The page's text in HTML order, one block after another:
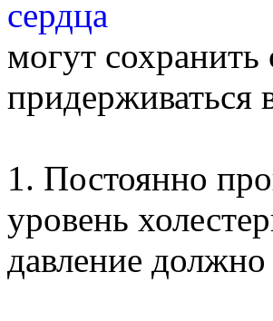
могут сохранить
придерживаться
1. Постоянно
уровень
давление должно